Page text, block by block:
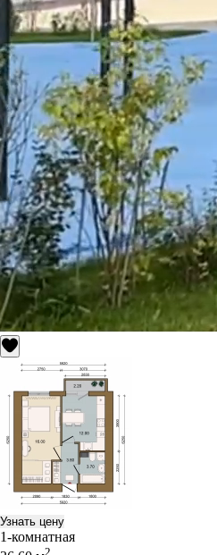
Узнать цену
1-комнатная
2